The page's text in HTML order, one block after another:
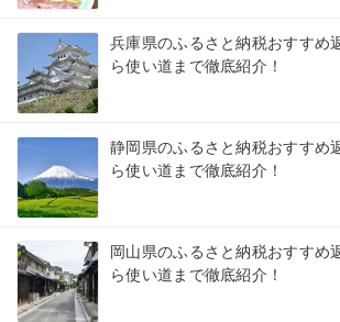
兵庫県のふるさと納税おすすめ
ら使い道まで徹底紹介！
静岡県のふるさと納税おすすめ
ら使い道まで徹底紹介！
岡山県のふるさと納税おすすめ
ら使い道まで徹底紹介！